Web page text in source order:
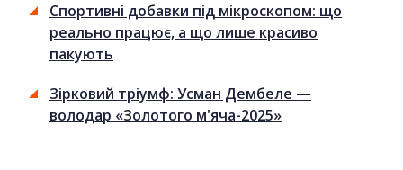
Спортивні добавки під мікроскопом: що
реально працює, а що лише красиво
пакують
Зірковий тріумф: Усман Дембеле —
володар «Золотого м'яча-2025»